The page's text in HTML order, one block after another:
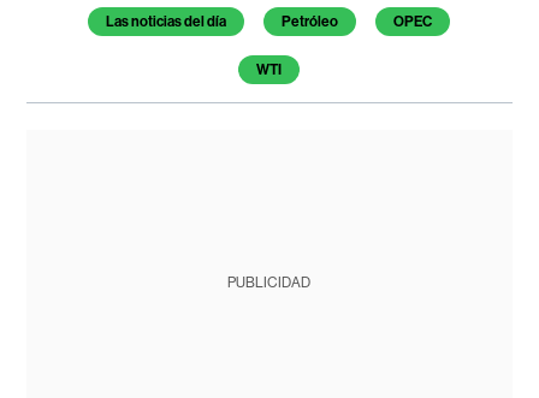
Temas de este artículo
Las noticias del día Petróleo OPEC
WTI
PUBLICIDAD